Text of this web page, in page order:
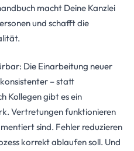
macht Deine Kanzlei
und schafft die
Die Einarbeitung neuer
– statt
Kollegen gibt es ein
Vertretungen funktionieren
sind. Fehler reduzieren
korrekt ablaufen soll. Und